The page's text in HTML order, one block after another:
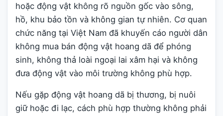
hoặc động vật không rõ nguồn gốc vào sông,
hồ, khu bảo tồn và không gian tự nhiên. Cơ quan
chức năng tại Việt Nam đã khuyến cáo người dân
không mua bán động vật hoang dã để phóng
sinh, không thả loài ngoại lai xâm hại và không
đưa động vật vào môi trường không phù hợp.
Nếu gặp động vật hoang dã bị thương, bị nuôi
giữ hoặc đi lạc, cách phù hợp thường không phải